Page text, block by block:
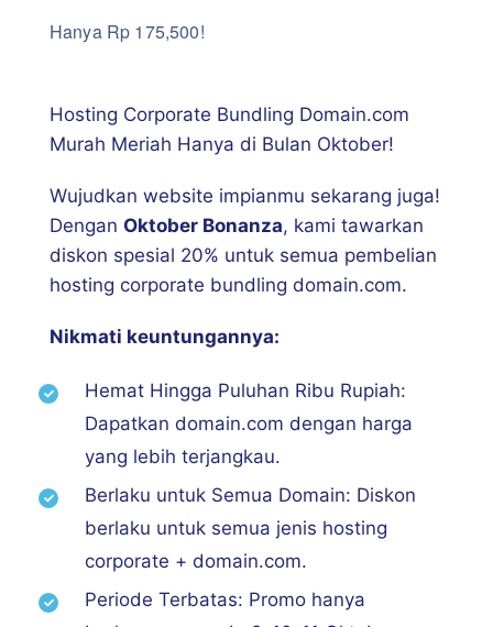
Hanya Rp 175,500!
Hosting Corporate Bundling Domain.com
Murah Meriah Hanya di Bulan Oktober!
Wujudkan website impianmu sekarang juga!
Dengan Oktober Bonanza, kami tawarkan
diskon spesial 20% untuk semua pembelian
hosting corporate bundling domain.com.
Nikmati keuntungannya:
Hemat Hingga Puluhan Ribu Rupiah:
Dapatkan domain.com dengan harga
yang lebih terjangkau.
Berlaku untuk Semua Domain: Diskon
berlaku untuk semua jenis hosting
corporate + domain.com.
Periode Terbatas: Promo hanya